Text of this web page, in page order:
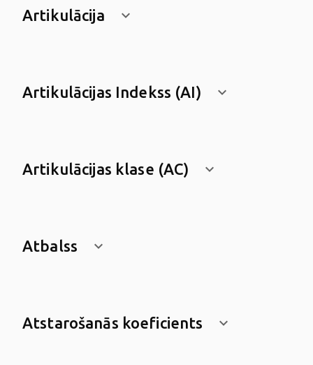
Artikulācija keyboard_arrow_down
Artikulācijas Indekss (AI) keyboard_arrow_down
Artikulācijas klase (AC) keyboard_arrow_down
Atbalss keyboard_arrow_down
Atstarošanās koeficients keyboard_arrow_down